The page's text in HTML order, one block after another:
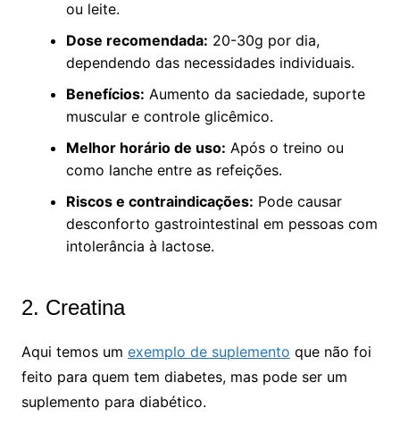
ou leite.
Dose recomendada: 20-30g por dia,
dependendo das necessidades individuais.
Benefícios: Aumento da saciedade, suporte
muscular e controle glicêmico.
Melhor horário de uso: Após o treino ou
como lanche entre as refeições.
Riscos e contraindicações: Pode causar
desconforto gastrointestinal em pessoas com
intolerância à lactose.
2. Creatina
Aqui temos um exemplo de suplemento que não foi
feito para quem tem diabetes, mas pode ser um
suplemento para diabético.